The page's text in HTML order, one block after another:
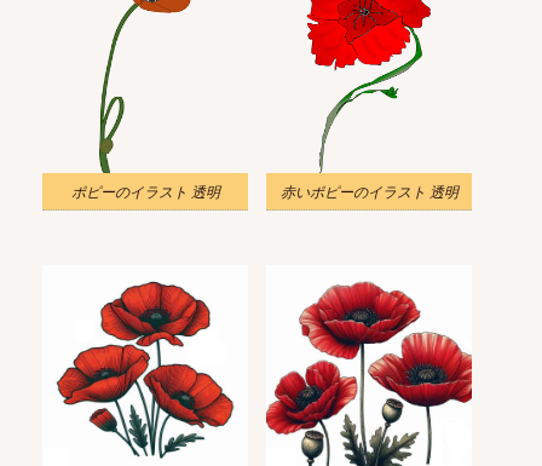
ポピーのイラスト 透明 赤いポピーのイラスト 透明